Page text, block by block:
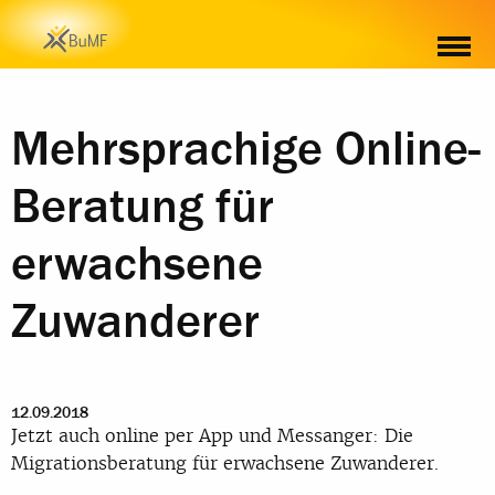
Mehrsprachige Online-
Beratung für
erwachsene
Zuwanderer
12.09.2018
Jetzt auch online per App und Messanger: Die
Migrationsberatung für erwachsene Zuwanderer.